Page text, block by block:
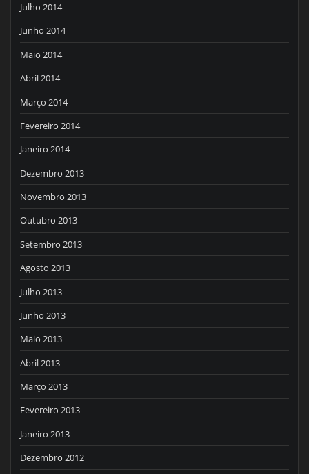
Julho 2014
Junho 2014
Maio 2014
Abril 2014
Março 2014
Fevereiro 2014
Janeiro 2014
Dezembro 2013
Novembro 2013
Outubro 2013
Setembro 2013
Agosto 2013
Julho 2013
Junho 2013
Maio 2013
Abril 2013
Março 2013
Fevereiro 2013
Janeiro 2013
Dezembro 2012